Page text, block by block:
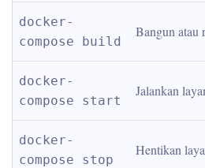
docker-
compose build
Bangun atau
docker-
compose start
Jalankan
docker-
compose stop
Hentikan